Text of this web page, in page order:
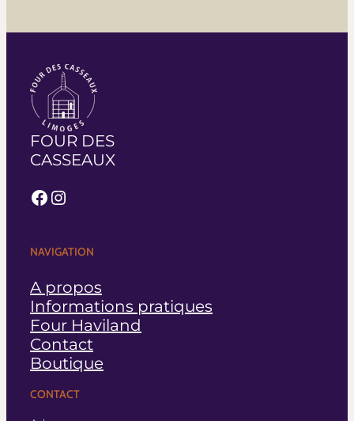
FOUR DES
CASSEAUX
Facebook
Instagram
NAVIGATION
A propos
Informations pratiques
Four Haviland
Contact
Boutique
CONTACT